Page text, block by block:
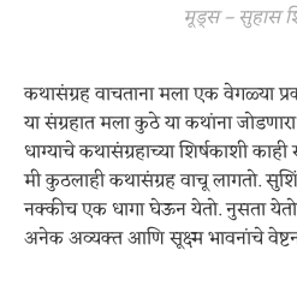
मूड्स – सुहास
कथासंग्रह वाचताना मला एक वेगळ्या
या संग्रहात मला कुठे या कथांना
धाग्याचे कथासंग्रहाच्या शिर्षकाशी
मी कुठलाही कथासंग्रह वाचू लागतो.
नक्कीच एक धागा घेऊन येतो. नुसता
अनेक अव्यक्त आणि सूक्ष्म भावनांचे वेष्टन